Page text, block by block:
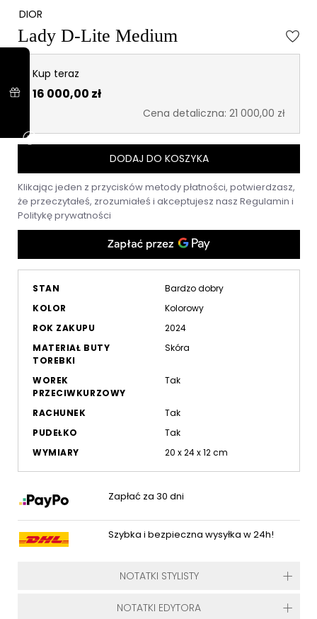
DIOR
Lady D-Lite Medium
Kup teraz
16 000,00 zł
Cena detaliczna: 21 000,00 zł
DODAJ DO KOSZYKA
Klikając jeden z przycisków metody płatności, potwierdzasz,
że przeczytałeś, zrozumiałeś i akceptujesz nasz Regulamin i
Politykę prywatności
STAN
Bardzo dobry
KOLOR
Kolorowy
ROK ZAKUPU
2024
MATERIAŁ BUTY
TOREBKI
Skóra
WOREK
PRZECIWKURZOWY
Tak
RACHUNEK
Tak
PUDEŁKO
Tak
WYMIARY
20 x 24 x 12 cm
Zapłać za 30 dni
Szybka i bezpieczna wysyłka w 24h!
NOTATKI STYLISTY
NOTATKI EDYTORA